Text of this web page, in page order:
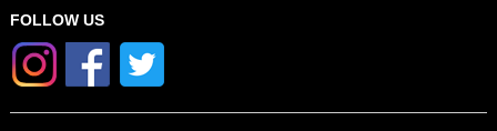
FOLLOW US